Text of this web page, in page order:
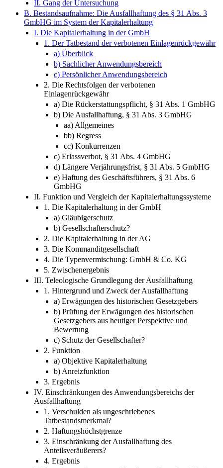
II. Gang der Untersuchung
B. Bestandsaufnahme: Die Ausfallhaftung des § 31 Abs. 3
GmbHG im System der Kapitalerhaltung
I. Die Kapitalerhaltung in der GmbH
1. Der Tatbestand der verbotenen Einlagenrückgewähr
a) Überblick
b) Sachlicher Anwendungsbereich
c) Persönlicher Anwendungsbereich
2. Die Rechtsfolgen der verbotenen
Einlagenrückgewähr
a) Die Rückerstattungspflicht, § 31 Abs. 1 GmbHG
b) Die Ausfallhaftung, § 31 Abs. 3 GmbHG
aa) Allgemeines
bb) Regress
cc) Konkurrenzen
c) Erlassverbot, § 31 Abs. 4 GmbHG
d) Längere Verjährungsfrist, § 31 Abs. 5 GmbHG
e) Haftung des Geschäftsführers, § 31 Abs. 6
GmbHG
II. Funktion und Vergleich der Kapitalerhaltungssysteme
1. Die Kapitalerhaltung in der GmbH
a) Gläubigerschutz
b) Gesellschafterschutz?
2. Die Kapitalerhaltung in der AG
3. Die Kommanditgesellschaft
4. Die Typenvermischung: GmbH & Co. KG
5. Zwischenergebnis
III. Teleologische Grundlegung der Ausfallhaftung
1. Hintergrund und Zweck der Ausfallhaftung
a) Erwägungen des historischen Gesetzgebers
b) Prüfung der Erwägungen des historischen
Gesetzgebers aus heutiger Perspektive und
Bewertung
c) Schutz der Gesellschafter?
2. Funktion
a) Objektive Kapitalerhaltung
b) Anreizfunktion
3. Ergebnis
IV. Einschränkungen des Anwendungsbereichs der
Ausfallhaftung
1. Verschulden als ungeschriebenes
Tatbestandsmerkmal?
2. Haftungshöchstgrenze
3. Einschränkung der Ausfallhaftung des
Anteilsveräußerers?
4. Ergebnis